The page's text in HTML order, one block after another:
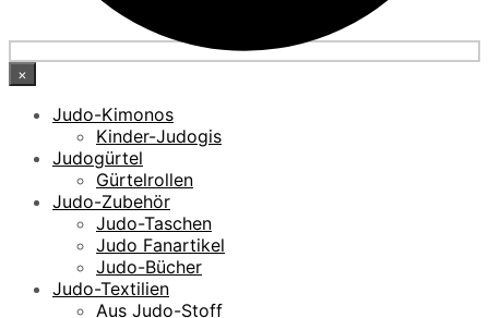
×
Judo-Kimonos
Kinder-Judogis
Judogürtel
Gürtelrollen
Judo-Zubehör
Judo-Taschen
Judo Fanartikel
Judo-Bücher
Judo-Textilien
Aus Judo-Stoff